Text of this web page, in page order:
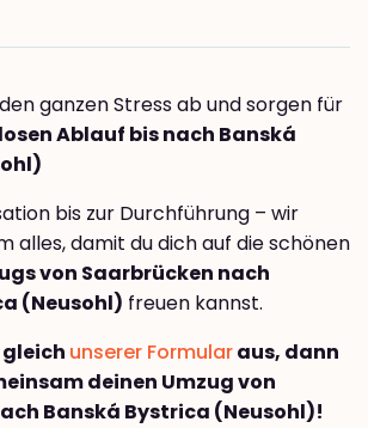
ganzen Stress ab und sorgen für
Ablauf bis nach Banská
bis zur Durchführung – wir
alles, damit du dich auf die schönen
von Saarbrücken nach
(Neusohl) freuen kannst.
unserer Formularaus, dann
deinen Umzug von
Banská Bystrica (Neusohl)!